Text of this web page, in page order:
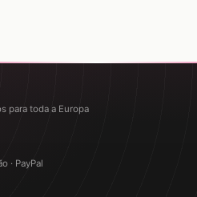
para toda a Europa
· PayPal